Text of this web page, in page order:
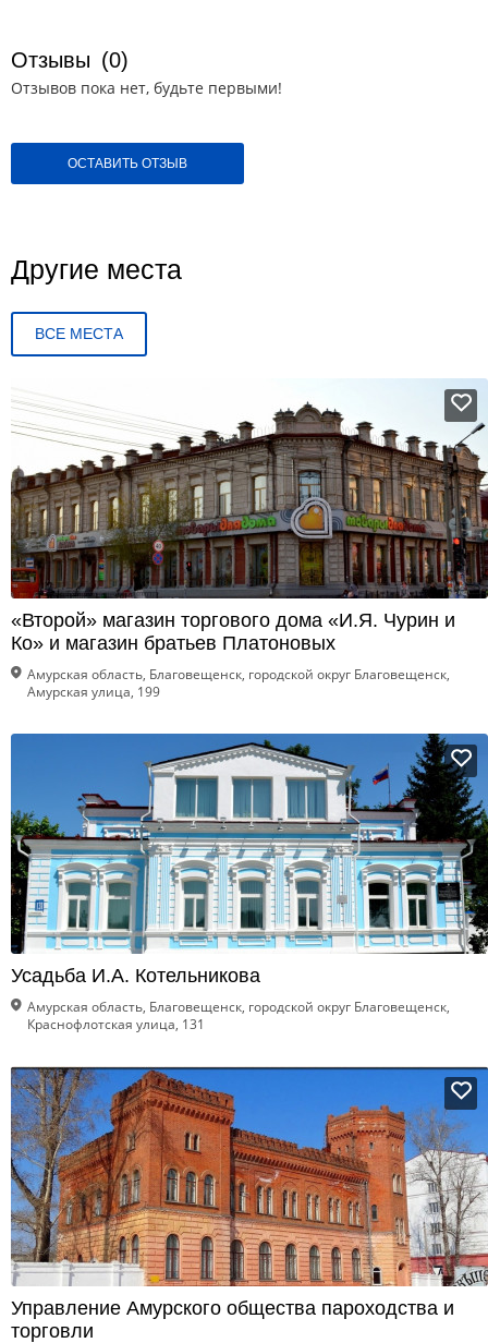
Отзывы (0)
Отзывов пока нет, будьте первыми!
ОСТАВИТЬ ОТЗЫВ
Другие места
ВСЕ МЕСТА
«Второй» магазин торгового дома «И.Я. Чурин и
Ко» и магазин братьев Платоновых
Амурская область, Благовещенск, городской округ Благовещенск,
Амурская улица, 199
Усадьба И.А. Котельникова
Амурская область, Благовещенск, городской округ Благовещенск,
Краснофлотская улица, 131
Управление Амурского общества пароходства и
торговли